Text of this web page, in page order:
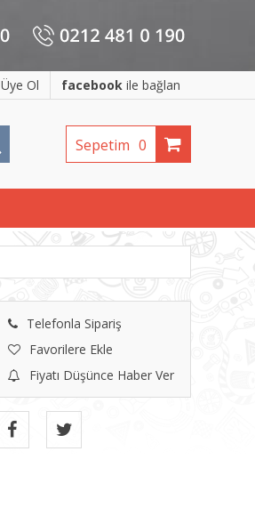
Üye Ol facebook ile bağlan
Sepetim 0
Telefonla Sipariş
Favorilere Ekle
Fiyatı Düşünce Haber Ver